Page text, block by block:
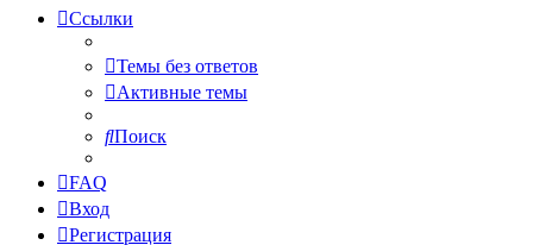
Ссылки
Темы без ответов
Активные темы
Поиск
FAQ
Вход
Регистрация